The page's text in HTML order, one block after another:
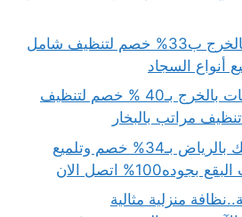
شركة تنظيف سجاد بالخرج ب33% خصم لتنظيف شامل
شركة تنظيف مفروشات بالخرج بـ40 % خصم لتنظيف
مراتب بالبخار
شركة تنظيف سيراميك بالرياض بـ34% خصم وتلميع
اتصل الان
منزلية مثالية